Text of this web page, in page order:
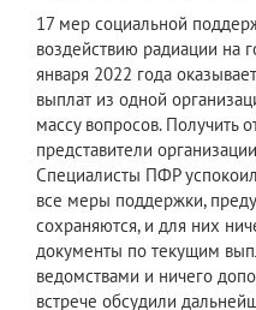
17 мер социальной
воздействию радиации на
января 2022 года
выплат из одной
массу вопросов. Получить
представители
Специалисты ПФР
все меры поддержки,
сохраняются, и для них
документы по текущим
ведомствами и ничего
встрече обсудили